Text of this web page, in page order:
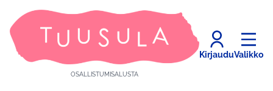
OSALLISTUMISALUSTA
KirjauduValikko